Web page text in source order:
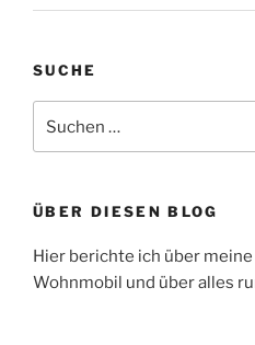
SUCHE
nach:
ÜBER DIESEN BLOG
Hier berichte ich über
Wohnmobil und über alles